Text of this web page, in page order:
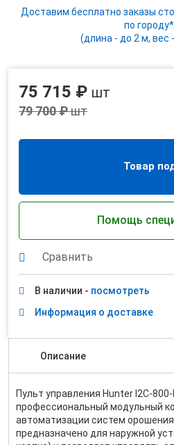
Доставим бесплатно заказы
по городу*.
(длина - до 2 м, вес
75 715 ₽ шт
79 700 ₽шт
Товар
Помощь
Сравнить
В наличии - посмотреть
Информация о доставке
Описание
Пульт управления Hunter I2C-800-
профессиональный модульный
автоматизации систем
предназначено для наружной